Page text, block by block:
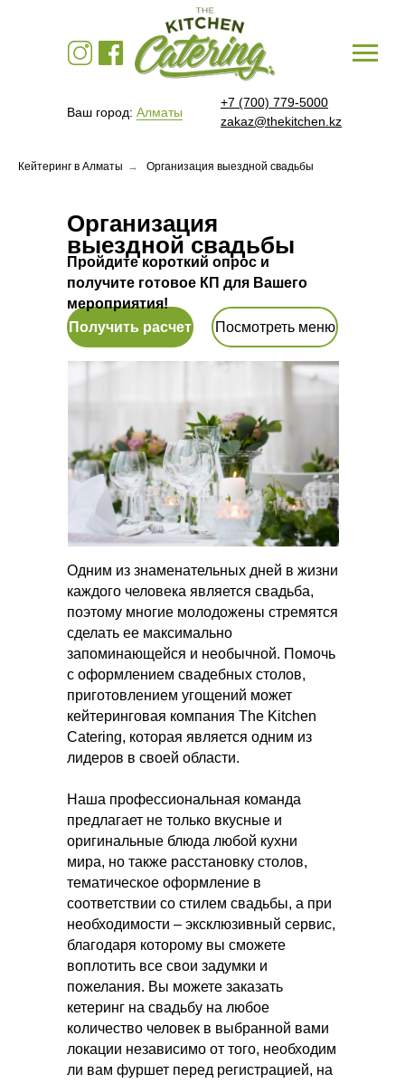
Ваш город: Алматы
+7 (700) 779-5000
zakaz@thekitchen.kz
Кейтеринг в Алматы → Организация выездной свадьбы
Организация
выездной свадьбы
Одним из знаменательных дней в жизни
каждого человека является свадьба,
поэтому многие молодожены стремятся
сделать ее максимально
запоминающейся и необычной. Помочь
с оформлением свадебных столов,
приготовлением угощений может
кейтеринговая компания The Kitchen
Catering, которая является одним из
лидеров в своей области.
Наша профессиональная команда
предлагает не только вкусные и
оригинальные блюда любой кухни
мира, но также расстановку столов,
тематическое оформление в
соответствии со стилем свадьбы, а при
необходимости – эксклюзивный сервис,
благодаря которому вы сможете
воплотить все свои задумки и
пожелания. Вы можете заказать
кетеринг на свадьбу на любое
количество человек в выбранной вами
локации независимо от того, необходим
ли вам фуршет перед регистрацией, на
Получить расчет Посмотреть меню
Пройдите короткий опрос и
получите готовое КП для Вашего
мероприятия!